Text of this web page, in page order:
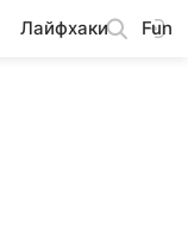
Лайфхаки Fun